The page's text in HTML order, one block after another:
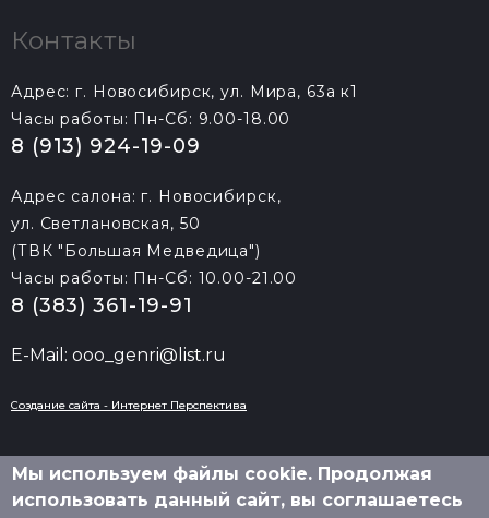
Контакты
Адрес: г. Новосибирск, ул. Мира, 63а к1
Часы работы: Пн-Сб: 9.00-18.00
8 (913) 924-19-09
Адрес салона: г. Новосибирск,
ул. Светлановская, 50
(ТВК "Большая Медведица")
Часы работы: Пн-Сб: 10.00-21.00
8 (383) 361-19-91
E-Mail: ooo_genri@list.ru
Создание сайта - Интернет Перспектива
2010-2026 © «Генри»
Мы используем файлы cookie. Продолжая
использовать данный сайт, вы соглашаетесь